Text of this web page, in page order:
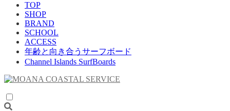
TOP
SHOP
BRAND
SCHOOL
ACCESS
年齢と向き合うサーフボード
Channel Islands SurfBoards